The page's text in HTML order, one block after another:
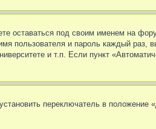
оставаться под своим именем на
пользователя и пароль каждый
и т.п. Если пункт
переключатель в положение